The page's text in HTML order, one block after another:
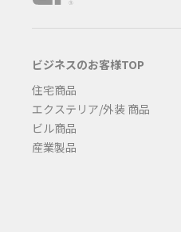
ビジネスのお客様TOP
住宅商品
エクステリア/外装 商品
ビル商品
産業製品